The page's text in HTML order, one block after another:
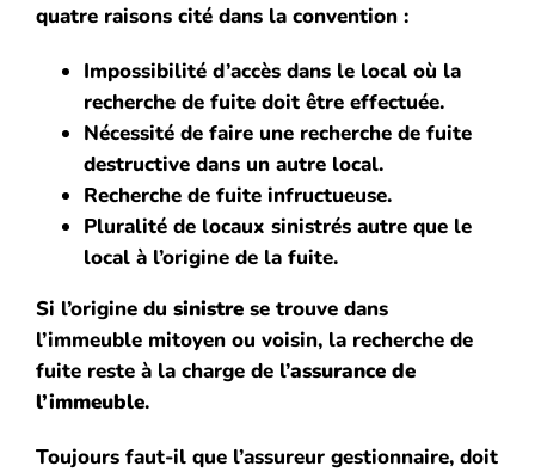
quatre raisons cité dans la convention :
Impossibilité d’accès dans le local où la
recherche de fuite doit être effectuée.
Nécessité de faire une recherche de fuite
destructive dans un autre local.
Recherche de fuite infructueuse.
Pluralité de locaux sinistrés autre que le
local à l’origine de la fuite.
Si l’origine du sinistre se trouve dans
l’immeuble mitoyen ou voisin, la recherche de
fuite reste à la charge de l’assurance de
l’immeuble.
Toujours faut-il que l’assureur gestionnaire, doit